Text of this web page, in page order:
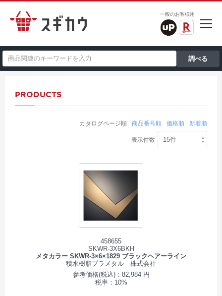
一般のお客様用
PRODUCTS
カタログページ順 商品番号順 価格順 新着順
表示件数
458655
SKWR-3X6BKH
メタカラー SKWR-3×6×1829 ブラックヘアーライン
積水樹脂プラメタル 株式会社
参考価格(税込)：82,984 円
税率：10%